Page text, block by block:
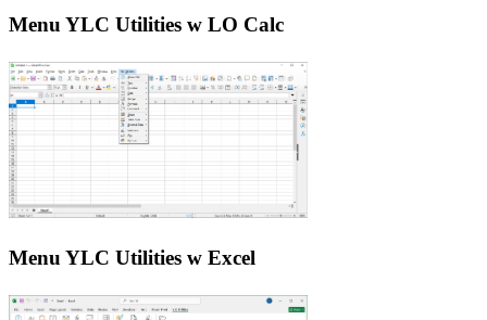
Menu YLC Utilities w LO Calc
Menu YLC Utilities w Excel